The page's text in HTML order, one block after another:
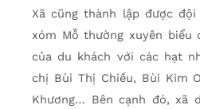
Xã cũng thành lập được
xóm Mỗ thường xuyên biểu
của du khách với các hạt
chị Bùi Thị Chiều, Bùi Kim
Khương… Bên cạnh đó, xã